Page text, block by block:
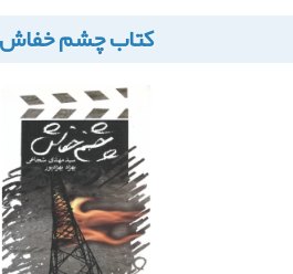
کتاب چشم